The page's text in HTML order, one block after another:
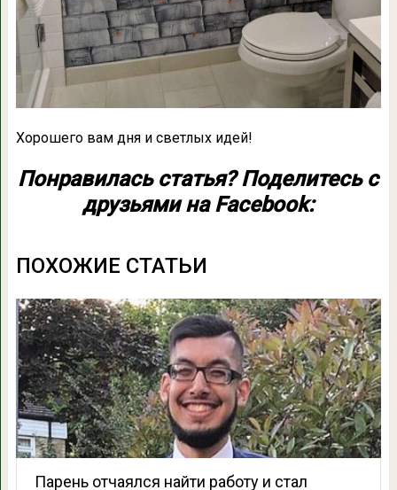
Хорошего вам дня и светлых идей!
Понравилась статья? Поделитесь с
друзьями на Facebook:
ПОХОЖИЕ СТАТЬИ
Парень отчаялся найти работу и стал